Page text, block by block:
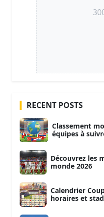
RECENT POSTS
Classement
équipes à
Découvrez les
monde 2026
Calendrier
horaires et